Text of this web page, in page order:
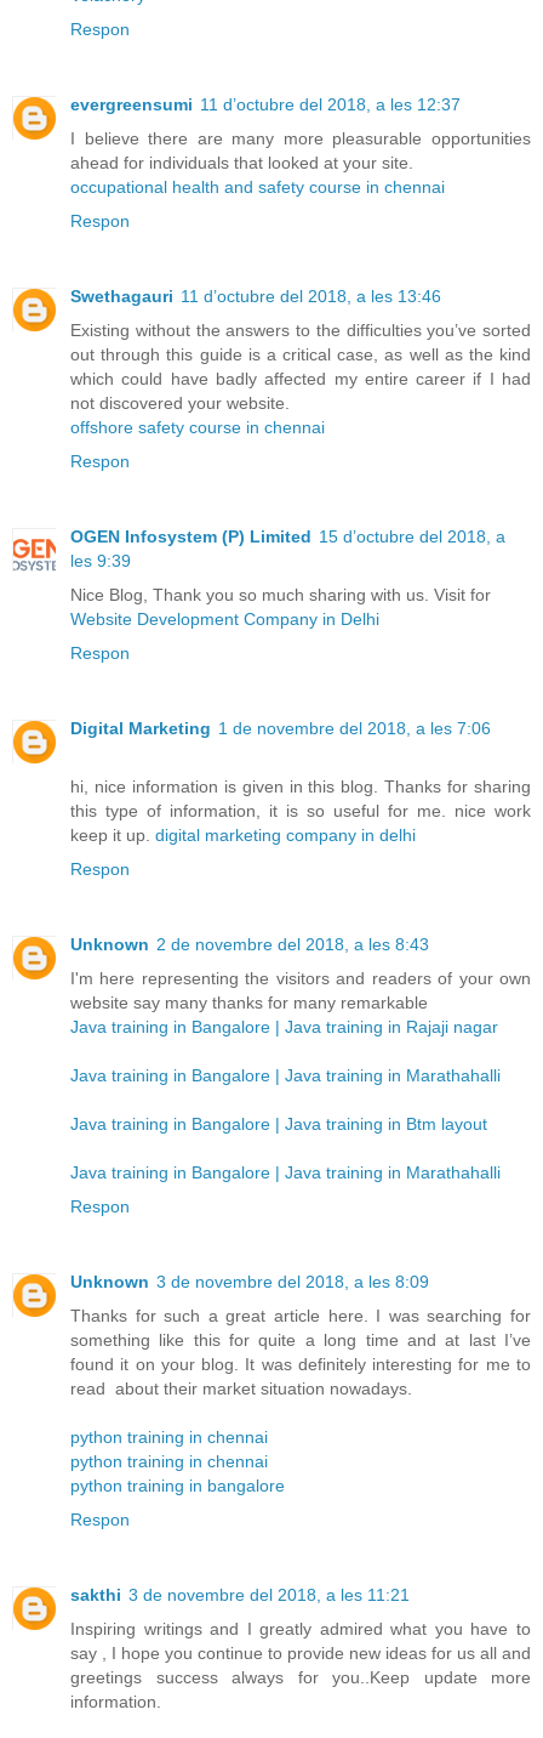
Respon
evergreensumi 11 d’octubre del 2018, a les 12:37
I believe there are many more pleasurable opportunities
ahead for individuals that looked at your site.
occupational health and safety course in chennai
Respon
Swethagauri 11 d’octubre del 2018, a les 13:46
Existing without the answers to the difficulties you’ve sorted
out through this guide is a critical case, as well as the kind
which could have badly affected my entire career if I had
not discovered your website.
offshore safety course in chennai
Respon
OGEN Infosystem (P) Limited 15 d’octubre del 2018, a
les 9:39
Nice Blog, Thank you so much sharing with us. Visit for
Website Development Company in Delhi
Respon
Digital Marketing 1 de novembre del 2018, a les 7:06
hi, nice information is given in this blog. Thanks for sharing
this type of information, it is so useful for me. nice work
keep it up. digital marketing company in delhi
Respon
Unknown 2 de novembre del 2018, a les 8:43
I'm here representing the visitors and readers of your own
website say many thanks for many remarkable
Java training in Bangalore | Java training in Rajaji nagar
Java training in Bangalore | Java training in Marathahalli
Java training in Bangalore | Java training in Btm layout
Java training in Bangalore | Java training in Marathahalli
Respon
Unknown 3 de novembre del 2018, a les 8:09
Thanks for such a great article here. I was searching for
something like this for quite a long time and at last I’ve
found it on your blog. It was definitely interesting for me to
read about their market situation nowadays.
python training in chennai
python training in chennai
python training in bangalore
Respon
sakthi 3 de novembre del 2018, a les 11:21
Inspiring writings and I greatly admired what you have to
say , I hope you continue to provide new ideas for us all and
greetings success always for you..Keep update more
information.